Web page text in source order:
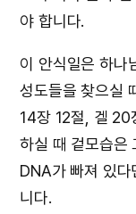
야 합니다.
이 안식일은 하나
성도들을 찾으실
14장 12절, 겔 20
하실 때 겉모습은
DNA가 빠져 있다
니다.